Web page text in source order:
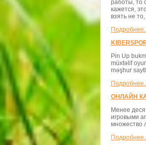
работы, то
кажется,
взять не
Pin Up
müxtəlif
məşhur
ОНЛАЙН
Менее
игровыми
множество